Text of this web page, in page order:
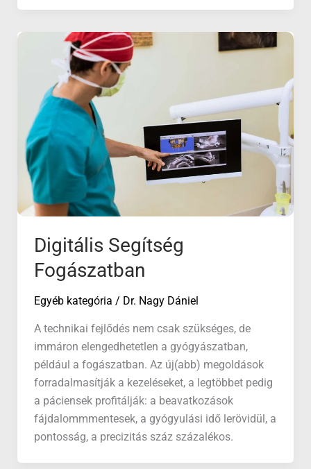
Digitális Segítség
Fogászatban
Egyéb kategória / Dr. Nagy Dániel
A technikai fejlődés nem csak szükséges, de
immáron elengedhetetlen a gyógyászatban,
például a fogászatban. Az új(abb) megoldások
forradalmasítják a kezeléseket, a legtöbbet pedig
a páciensek profitálják: a beavatkozások
fájdalommmentesek, a gyógyulási idő lerövidül, a
pontosság, a precizitás száz százalékos.